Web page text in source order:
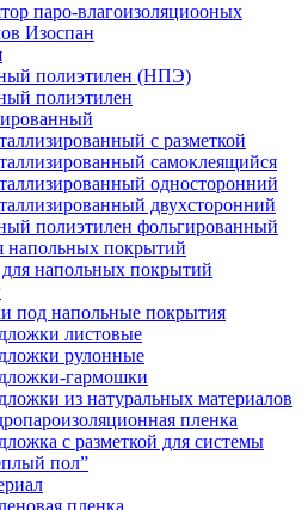
паро-влагоизоляциооных
Изоспан
полиэтилен (НПЭ)
полиэтилен
с разметкой
самоклеящийся
односторонний
двухсторонний
полиэтилен фольгированный
напольных покрытий
напольных покрытий
под напольные покрытия
листовые
рулонные
гармошки
из натуральных материалов
пленка
с разметкой для системы
пол”